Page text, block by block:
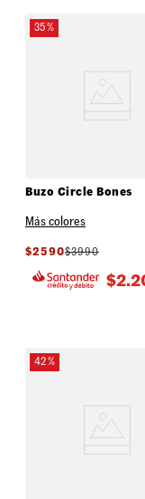
35 %
Buzo Circle Bones
Más colores
$2590$3990
$
42 %